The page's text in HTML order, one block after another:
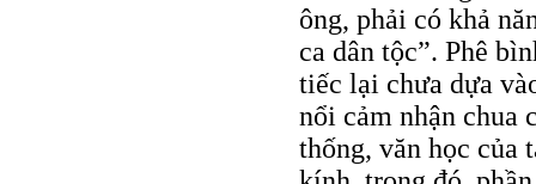
ông, phải có khả
ca dân tộc”. Phê
tiếc lại chưa dựa
nổi cảm nhận chua
thống, văn học của